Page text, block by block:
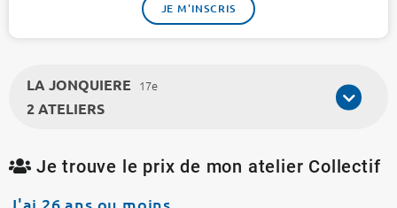
JE M'INSCRIS
LA JONQUIERE 17e
2 ATELIERS
Je trouve le prix de mon atelier Collectif